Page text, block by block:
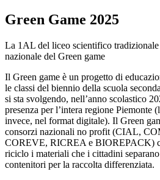
Green Game 2025
La 1AL del liceo scientifico tradizionale
nazionale del Green game
Il Green game è un progetto di
le classi del biennio della scuola
si sta svolgendo, nell’anno scolastico
presenza per l’intera regione Piemonte
invece, nel format digitale). Il Green
consorzi nazionali no profit (CIAL,
COREVE, RICREA e BIOREPACK)
riciclo i materiali che i cittadini
contenitori per la raccolta differenziata.